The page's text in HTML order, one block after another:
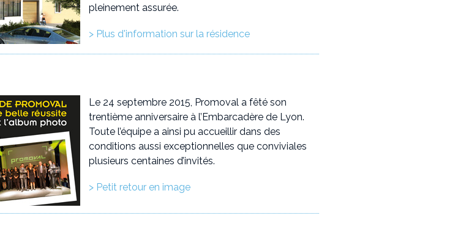
pleinement assurée.
> Plus d'information sur la résidence
Le 24 septembre 2015, Promoval a fêté son
trentième anniversaire à l’Embarcadère de Lyon.
Toute l’équipe a ainsi pu accueillir dans des
conditions aussi exceptionnelles que conviviales
plusieurs centaines d’invités.
> Petit retour en image